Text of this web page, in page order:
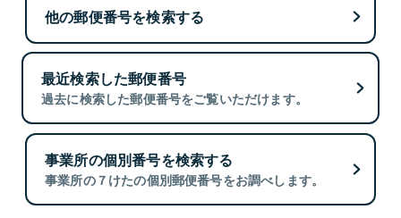
他の郵便番号を検索する
最近検索した郵便番号
過去に検索した郵便番号をご覧いただけます。
事業所の個別番号を検索する
事業所の７けたの個別郵便番号をお調べします。